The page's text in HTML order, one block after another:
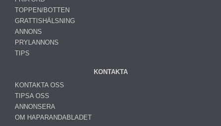
TOPPEN/BOTTEN
GRATTISHÄLSNING
ANNONS
PRYLANNONS
TIPS
KONTAKTA
KONTAKTA OSS
TIPSA OSS
ANNONSERA
OM HAPARANDABLADET